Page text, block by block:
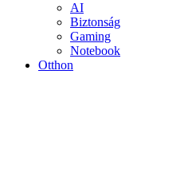
AI
Biztonság
Gaming
Notebook
Otthon